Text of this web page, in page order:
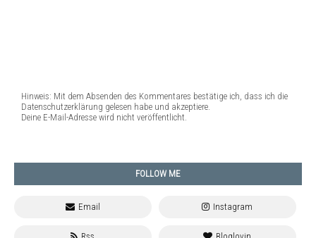
Hinweis: Mit dem Absenden des Kommentares bestätige ich, dass ich die
Datenschutzerklärung gelesen habe und akzeptiere.
Deine E-Mail-Adresse wird nicht veröffentlicht.
FOLLOW ME